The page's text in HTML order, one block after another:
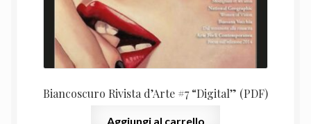
Biancoscuro Rivista d’Arte #7 “Digital” (PDF)
Aggiungi al carrello